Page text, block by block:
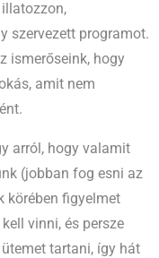
szervezett programot.
ismerőseink, hogy
amit nem
arról, hogy valamit
(jobban fog esni az
körében figyelmet
vinni, és persze
tartani, így hát